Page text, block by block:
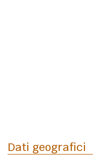
Dati geografici